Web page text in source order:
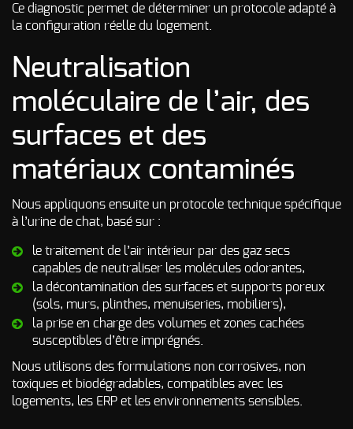
Ce diagnostic permet de déterminer un protocole adapté à
la configuration réelle du logement.
Neutralisation
moléculaire de l’air, des
surfaces et des
matériaux contaminés
Nous appliquons ensuite un protocole technique spécifique
à l’urine de chat, basé sur :
le traitement de l’air intérieur par des gaz secs
capables de neutraliser les molécules odorantes,
la décontamination des surfaces et supports poreux
(sols, murs, plinthes, menuiseries, mobiliers),
la prise en charge des volumes et zones cachées
susceptibles d’être imprégnés.
Nous utilisons des formulations non corrosives, non
toxiques et biodégradables, compatibles avec les
logements, les ERP et les environnements sensibles.